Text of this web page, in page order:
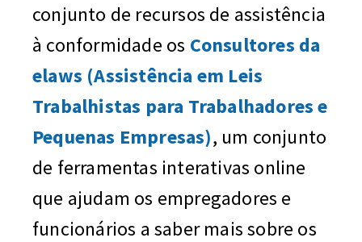
conjunto de recursos de assistência
à conformidade os Consultores da
elaws (Assistência em Leis
Trabalhistas para Trabalhadores e
Pequenas Empresas), um conjunto
de ferramentas interativas online
que ajudam os empregadores e
funcionários a saber mais sobre os